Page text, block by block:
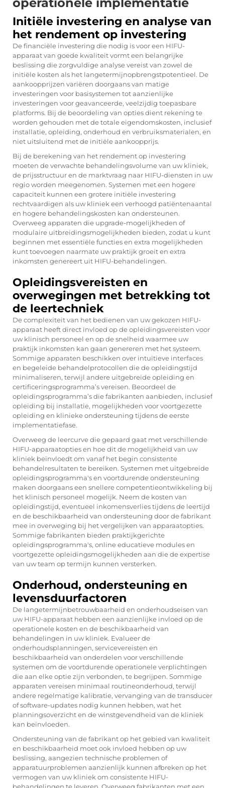
Initiële investering en analyse van
het rendement op investering
De financiële investering die nodig is voor een HIFU-
apparaat van goede kwaliteit vormt een belangrijke
beslissing die zorgvuldige analyse vereist van zowel de
initiële kosten als het langetermijnopbrengstpotentieel. De
aankoopprijzen variëren doorgaans van matige
investeringen voor basisystemen tot aanzienlijke
investeringen voor geavanceerde, veelzijdig toepasbare
platforms. Bij de beoordeling van opties dient rekening te
worden gehouden met de totale eigendomskosten, inclusief
installatie, opleiding, onderhoud en verbruiksmaterialen, en
niet uitsluitend met de initiële aankoopprijs.
Bij de berekening van het rendement op investering
moeten de verwachte behandelingsvolume van uw kliniek,
de prijsstructuur en de marktvraag naar HIFU-diensten in uw
regio worden meegenomen. Systemen met een hogere
capaciteit kunnen een grotere initiële investering
rechtvaardigen als uw kliniek een verhoogd patiëntenaantal
en hogere behandelingskosten kan ondersteunen.
Overweeg apparaten die upgrade-mogelijkheden of
modulaire uitbreidingsmogelijkheden bieden, zodat u kunt
beginnen met essentiële functies en extra mogelijkheden
kunt toevoegen naarmate uw praktijk groeit en extra
inkomsten genereert uit HIFU-behandelingen.
Opleidingsvereisten en
overwegingen met betrekking tot
de leertechniek
De complexiteit van het bedienen van uw gekozen HIFU-
apparaat heeft direct invloed op de opleidingsvereisten voor
uw klinisch personeel en op de snelheid waarmee uw
praktijk inkomsten kan gaan genereren met het systeem.
Sommige apparaten beschikken over intuïtieve interfaces
en begeleide behandelprotocollen die de opleidingstijd
minimaliseren, terwijl andere uitgebreide opleiding en
certificeringsprogramma’s vereisen. Beoordeel de
opleidingsprogramma’s die fabrikanten aanbieden, inclusief
opleiding bij installatie, mogelijkheden voor voortgezette
opleiding en klinieke ondersteuning tijdens de eerste
implementatiefase.
Overweeg de leercurve die gepaard gaat met verschillende
HIFU-apparaatopties en hoe dit de mogelijkheid van uw
kliniek beïnvloedt om vanaf het begin consistente
behandelresultaten te bereiken. Systemen met uitgebreide
opleidingsprogramma's en voortdurende ondersteuning
maken doorgaans een snellere competentieontwikkeling bij
het klinisch personeel mogelijk. Neem de kosten van
opleidingstijd, eventueel inkomensverlies tijdens de leertijd
en de beschikbaarheid van ondersteuning door de fabrikant
mee in overweging bij het vergelijken van apparaatopties.
Sommige fabrikanten bieden praktijkgerichte
opleidingsprogramma's, online educatieve modules en
voortgezette opleidingsmogelijkheden aan die de expertise
van uw team op termijn kunnen versterken.
Onderhoud, ondersteuning en
levensduurfactoren
De langetermijnbetrouwbaarheid en onderhoudseisen van
uw HIFU-apparaat hebben een aanzienlijke invloed op de
operationele kosten en de beschikbaarheid van
behandelingen in uw kliniek. Evalueer de
onderhoudsplanningen, servicevereisten en
beschikbaarheid van onderdelen voor verschillende
systemen om de voortdurende operationele verplichtingen
die aan elke optie zijn verbonden, te begrijpen. Sommige
apparaten vereisen minimaal routineonderhoud, terwijl
andere regelmatige kalibratie, vervanging van de transducer
of software-updates nodig kunnen hebben, wat het
planningsoverzicht en de winstgevendheid van de kliniek
kan beïnvloeden.
Ondersteuning van de fabrikant op het gebied van kwaliteit
en beschikbaarheid moet ook invloed hebben op uw
beslissing, aangezien technische problemen of
apparatuurproblemen aanzienlijk kunnen afbreken op het
vermogen van uw kliniek om consistente HIFU-